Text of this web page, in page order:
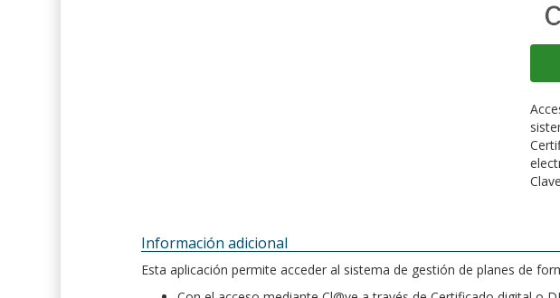
Información adicional
Esta aplicación permite acceder al sistema de gestión de planes de